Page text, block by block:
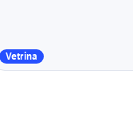
Vetrina